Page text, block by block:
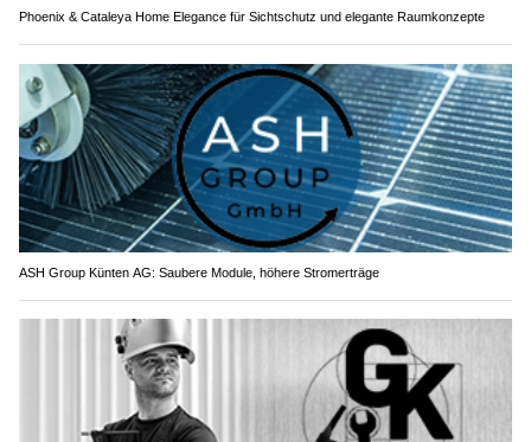
Phoenix & Cataleya Home Elegance für Sichtschutz und elegante Raumkonzepte
ASH Group Künten AG: Saubere Module, höhere Stromerträge